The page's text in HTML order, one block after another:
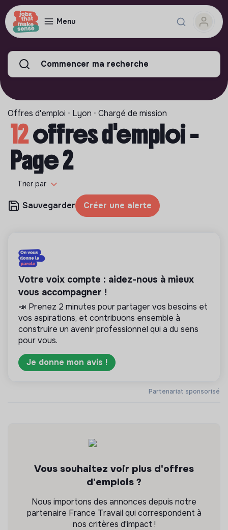
Menu
Commencer ma recherche
Offres d'emploi ⋅ Lyon ⋅ Chargé de mission
12offres d'emploi -
Page 2
Trier par
Sauvegarder Créer une alerte
Partenariat sponsorisé
Votre voix compte : aidez-nous à mieux
vous accompagner !
📣 Prenez 2 minutes pour partager vos besoins et
vos aspirations, et contribuons ensemble à
construire un avenir professionnel qui a du sens
pour vous.
Je donne mon avis !
Vous souhaitez voir plus d'offres
d'emplois ?
Nous importons des annonces depuis notre
partenaire France Travail qui correspondent à
nos critères d'impact !